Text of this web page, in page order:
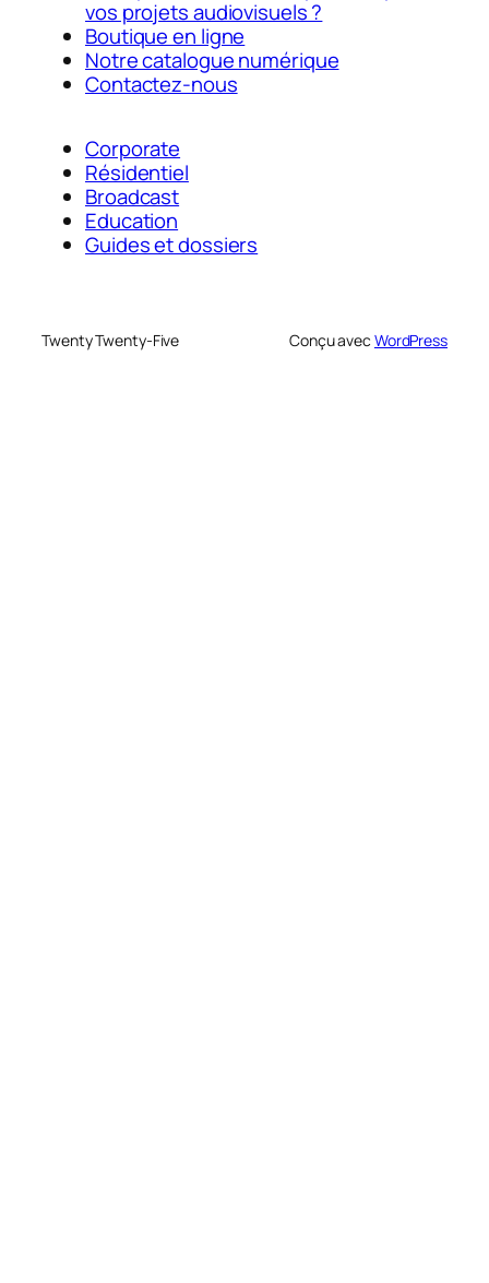
vos projets audiovisuels ?
Boutique en ligne
Notre catalogue numérique
Contactez-nous
Corporate
Résidentiel
Broadcast
Education
Guides et dossiers
Twenty Twenty-Five Conçu avec WordPress